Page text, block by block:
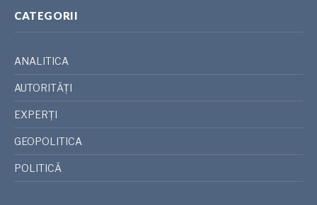
CATEGORII
ANALITICA
AUTORITĂȚI
EXPERȚI
GEOPOLITICA
POLITICĂ